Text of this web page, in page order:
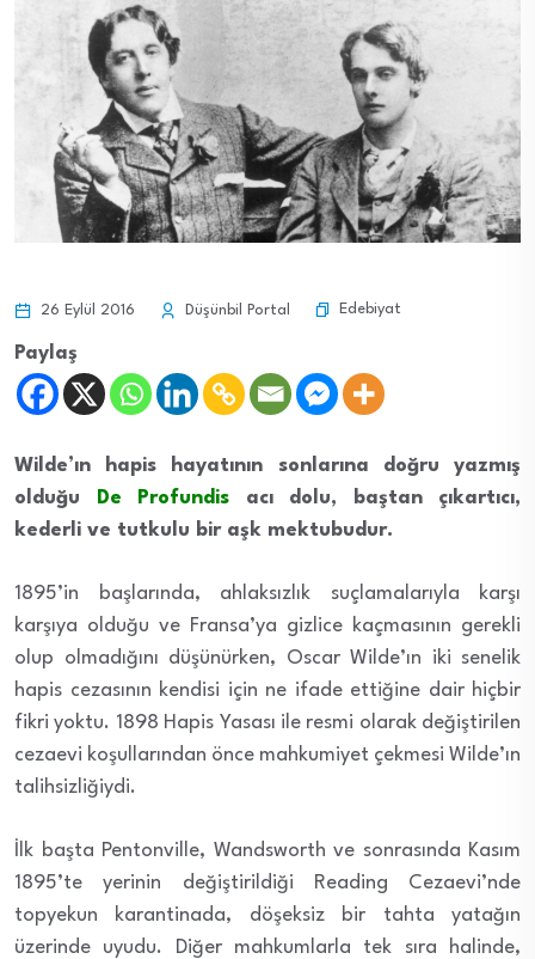
26 Eylül 2016 Düşünbil Portal Edebiyat
Paylaş
Wilde’ın hapis hayatının sonlarına doğru yazmış
olduğu
De Profundis acı dolu, baştan çıkartıcı,
kederli ve tutkulu bir aşk mektubudur.
1895’in başlarında, ahlaksızlık suçlamalarıyla karşı
karşıya olduğu ve Fransa’ya gizlice kaçmasının gerekli
olup olmadığını düşünürken, Oscar Wilde’ın iki senelik
hapis cezasının kendisi için ne ifade ettiğine dair hiçbir
fikri yoktu. 1898 Hapis Yasası ile resmi olarak değiştirilen
cezaevi koşullarından önce mahkumiyet çekmesi Wilde’ın
talihsizliğiydi.
İlk başta Pentonville, Wandsworth ve sonrasında Kasım
1895’te yerinin değiştirildiği Reading Cezaevi’nde
topyekun karantinada, döşeksiz bir tahta yatağın
üzerinde uyudu. Diğer mahkumlarla tek sıra halinde,